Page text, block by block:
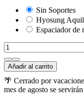
Sin Soportes
Hyosung
Espaciador
Añadir al carrito
🌴 Cerrado por
mes de agosto se